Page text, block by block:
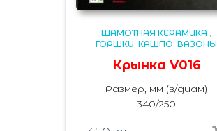
ШАМОТНАЯ КЕРАМИКА ,
ГОРШКИ, КАШПО, ВАЗОНЫ
Крынка V016
Размер, мм (в/диам)
340/250